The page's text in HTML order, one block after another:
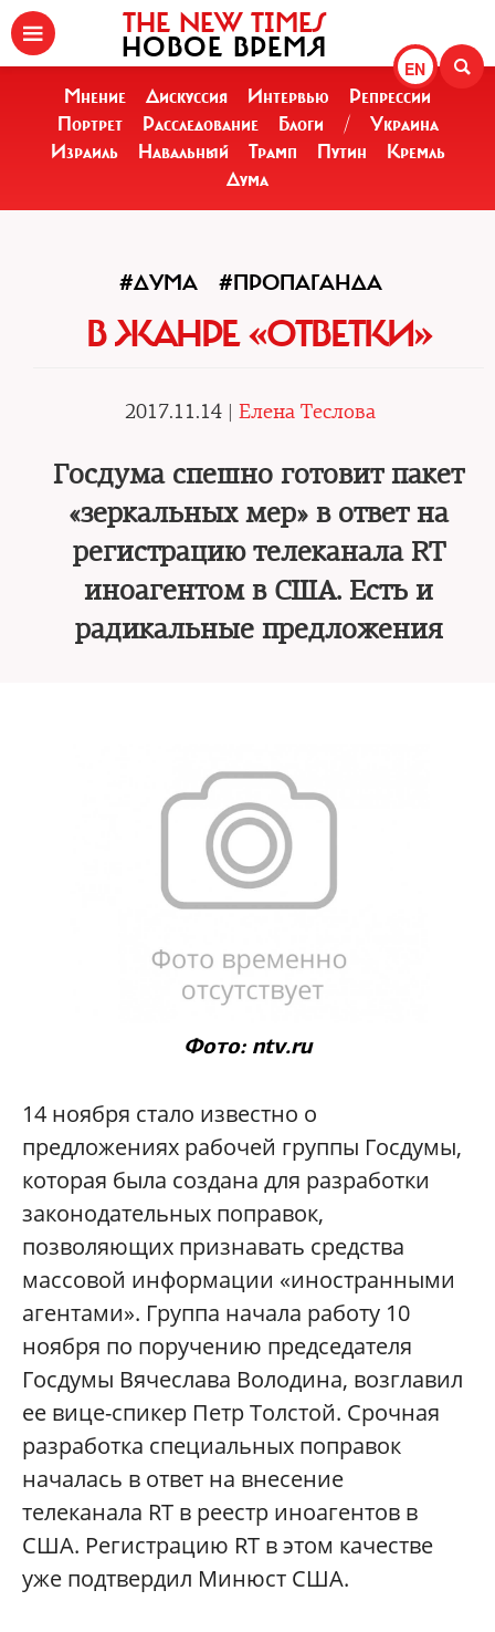
EN
THE NEW TIMES
НОВОЕ ВРЕМЯ
Мнение Дискуссия Интервью
Репрессии
Портрет
Расследование Блоги /
Украина
Израиль
Навальный Трамп Путин
Кремль
Дума
#ДУМА #ПРОПАГАНДА
В ЖАНРЕ «ОТВЕТКИ»
2017.11.14 | Елена Теслова
Госдума спешно готовит пакет
«зеркальных мер» в ответ на
регистрацию телеканала RT
иноагентом в США. Есть и
радикальные предложения
Фото: ntv.ru
14 ноября стало известно о
предложениях рабочей группы Госдумы,
которая была создана для разработки
законодательных поправок,
позволяющих признавать средства
массовой информации «иностранными
агентами». Группа начала работу 10
ноября по поручению председателя
Госдумы Вячеслава Володина, возглавил
ее вице-спикер Петр Толстой. Срочная
разработка специальных поправок
началась в ответ на внесение
телеканала RT в реестр иноагентов в
США. Регистрацию RT в этом качестве
уже подтвердил Минюст США.